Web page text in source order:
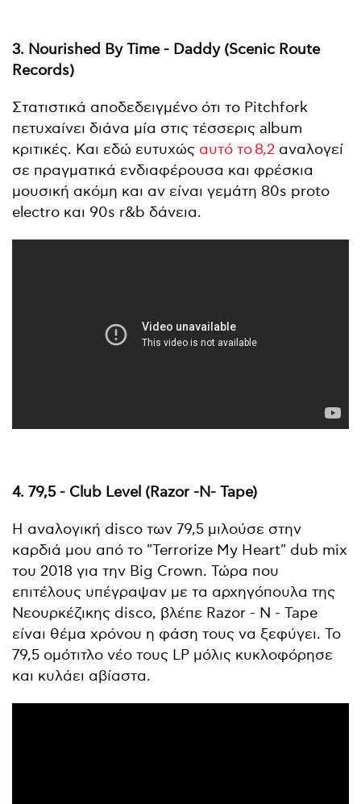
3. Nourished By Time - Daddy (Scenic Route
Records)
Στατιστικά αποδεδειγμένο ότι το Pitchfork
πετυχαίνει διάνα μία στις τέσσερις album
κριτικές. Και εδώ ευτυχώς αυτό το8,2 αναλογεί
σε πραγματικά ενδιαφέρουσα και φρέσκια
μουσική ακόμη και αν είναι γεμάτη 80s proto
electro και 90s r&b δάνεια.
4. 79,5 - Club Level (Razor -N- Tape)
Η αναλογική disco των 79,5 μιλούσε στην
καρδιά μου από το "Terrorize My Heart" dub mix
του 2018 για την Big Crown. Τώρα που
επιτέλους υπέγραψαν με τα αρχηγόπουλα της
Νεουρκέζικης disco, βλέπε Razor - N - Tape
είναι θέμα χρόνου η φάση τους να ξεφύγει. Το
79,5 ομότιτλο νέο τους LP μόλις κυκλοφόρησε
και κυλάει αβίαστα.